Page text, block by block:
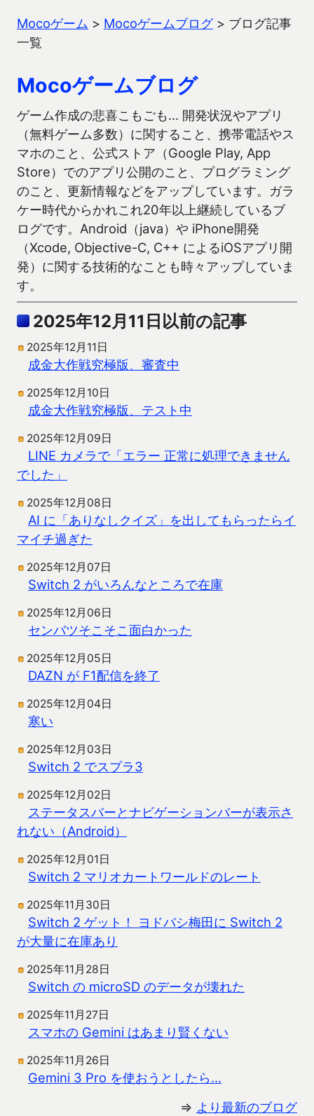
Mocoゲーム > Mocoゲームブログ> ブログ記事
一覧
Mocoゲームブログ
ゲーム作成の悲喜こもごも… 開発状況やアプリ
（無料ゲーム多数）に関すること、携帯電話やス
マホのこと、公式ストア（Google Play, App
Store）でのアプリ公開のこと、プログラミング
のこと、更新情報などをアップしています。ガラ
ケー時代からかれこれ20年以上継続しているブ
ログです。Android（java）や iPhone開発
（Xcode, Objective-C, C++ によるiOSアプリ開
発）に関する技術的なことも時々アップしていま
す。
2025年12月11日以前の記事
2025年12月11日
成金大作戦究極版、審査中
2025年12月10日
成金大作戦究極版、テスト中
2025年12月09日
LINE カメラで「エラー 正常に処理できません
でした」
2025年12月08日
AI に「ありなしクイズ」を出してもらったらイ
マイチ過ぎた
2025年12月07日
Switch 2 がいろんなところで在庫
2025年12月06日
センバツそこそこ面白かった
2025年12月05日
DAZN が F1配信を終了
2025年12月04日
寒い
2025年12月03日
Switch 2 でスプラ3
2025年12月02日
ステータスバーとナビゲーションバーが表示さ
れない（Android）
2025年12月01日
Switch 2 マリオカートワールドのレート
2025年11月30日
Switch 2 ゲット！ ヨドバシ梅田に Switch 2
が大量に在庫あり
2025年11月28日
Switch の microSD のデータが壊れた
2025年11月27日
スマホの Gemini はあまり賢くない
2025年11月26日
Gemini 3 Pro を使おうとしたら…
⇒ より最新のブログ